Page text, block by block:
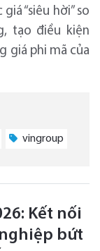
“siêu hời” so
tạo điều kiện
giá phi mã của
vingroup
Kết nối
bứt